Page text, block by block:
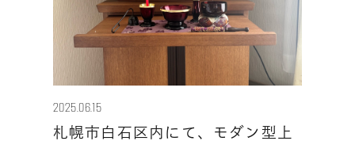
2025.06.15
札幌市白石区内にて、モダン型上